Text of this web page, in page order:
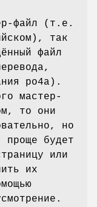
файл (т.е.
так
файл
po4a).
мастер-
то они
но
будет
или
их